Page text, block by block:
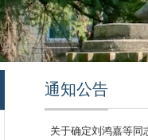
通知公告
关于确定刘鸿嘉等同